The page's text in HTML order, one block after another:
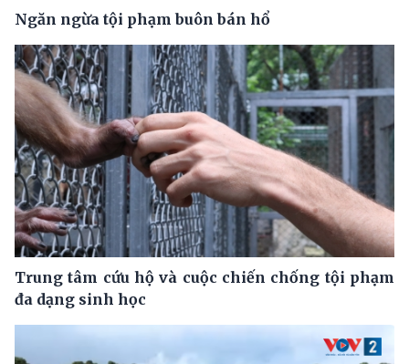
Ngăn ngừa tội phạm buôn bán hổ
Trung tâm cứu hộ và cuộc chiến chống tội phạm
đa dạng sinh học